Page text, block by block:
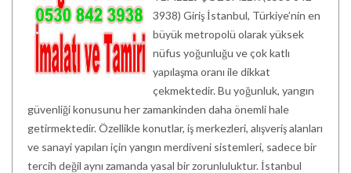
3938) Giriş İstanbul, Türkiye’nin en
büyük metropolü olarak yüksek
nüfus yoğunluğu ve çok katlı
yapılaşma oranı ile dikkat
çekmektedir. Bu yoğunluk, yangın
güvenliği konusunu her zamankinden daha önemli hale
getirmektedir. Özellikle konutlar, iş merkezleri, alışveriş alanları
ve sanayi yapıları için yangın merdiveni sistemleri, sadece bir
tercih değil aynı zamanda yasal bir zorunluluktur. İstanbul